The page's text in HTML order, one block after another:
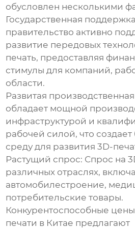
обусловлен несколькими
Государственная
правительство активно
развитие передовых
печать, предоставляя
стимулы для компаний,
области.
Развитая производственная
обладает мощной
инфраструктурой и
рабочей силой, что
среду для развития 3D-
Растущий спрос: Спрос на
различных отраслях,
автомобилестроение,
потребительские товары.
Конкурентоспособные
печати в Китае предлагают